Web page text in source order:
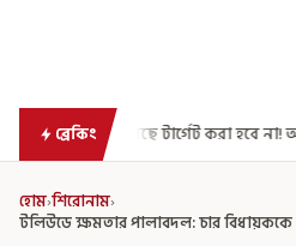
ব্রেকিং
করা হবে না! আবু-খলিলুরকে আশ্বস্ত
হোম›শিরোনাম›
টলিউডে ক্ষমতার পালাবদল: চার বিধায়ককে